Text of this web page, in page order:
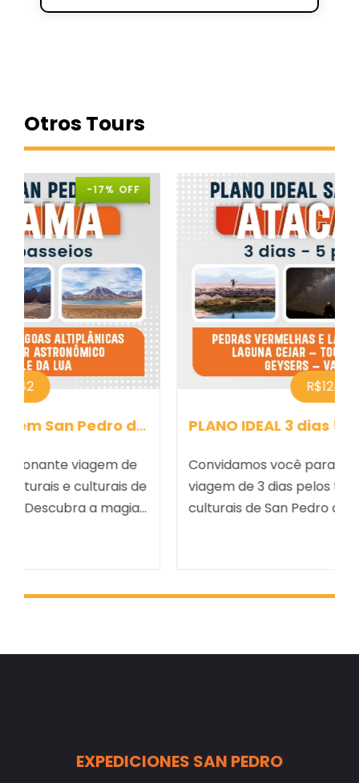
Otros Tours
Atacama
-19% OFF
PLANO IDEAL 3 dias 5 PASSEIOS em San
Convidamos você para uma emocionante
viagem de 3 dias pelos tesouros naturais e
culturais de San Pedro de Atacama.
mundo.
EXPEDICIONES SAN PEDRO